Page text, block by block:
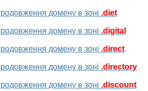
домену в зоні .diet
домену в зоні .digital
домену в зоні .direct
домену в зоні .directory
домену в зоні .discount